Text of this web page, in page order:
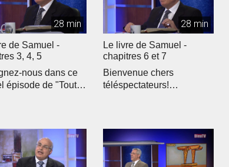
28 min
de Samuel -
3, 4, 5
nous dans ce
épisode de "Toute
28 min
Le livre de Samuel -
chapitres 6 et 7
Bienvenue chers
téléspectateurs!